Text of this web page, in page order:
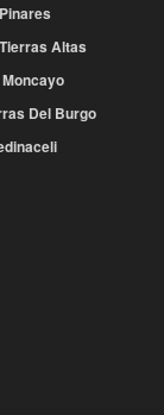
Altas
Del Burgo